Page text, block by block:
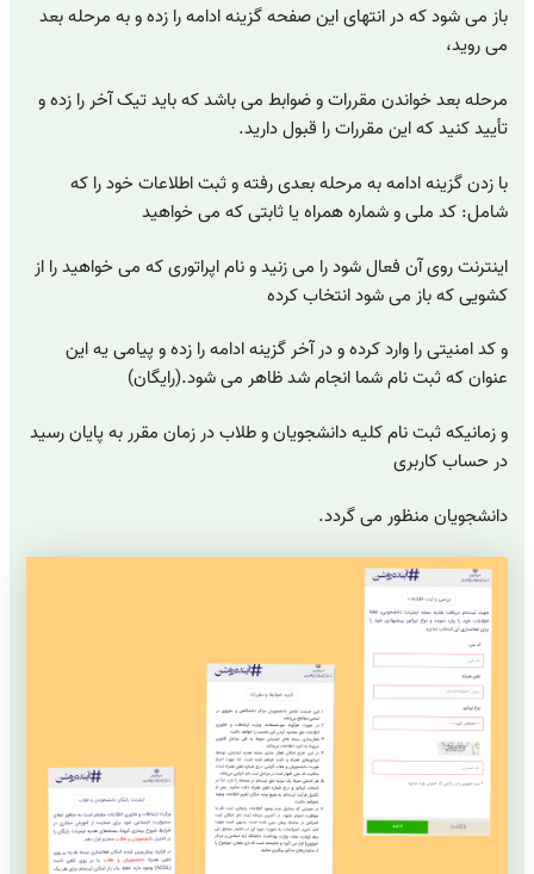
باز می شود که در انتهای این صفحه گزینه ادامه را زده و به مرحله بعد
می روید،
مرحله بعد خواندن مقررات و ضوابط می باشد که باید تیک آخر را زده و
تأیید کنید که این مقررات را قبول دارید.
با زدن گزینه ادامه به مرحله بعدی رفته و ثبت اطلاعات خود را که
شامل: کد ملی و شماره همراه یا ثابتی که می خواهید
اینترنت روی آن فعال شود را می زنید و نام اپراتوری که می خواهید را از
کشویی که باز می شود انتخاب کرده
و کد امنیتی را وارد کرده و در آخر گزینه ادامه را زده و پیامی یه این
عنوان که ثبت نام شما انجام شد ظاهر می شود.(رایگان)
و زمانیکه ثبت نام کلیه دانشجویان و طلاب در زمان مقرر به پایان رسید
در حساب کاربری
دانشجویان منظور می گردد.